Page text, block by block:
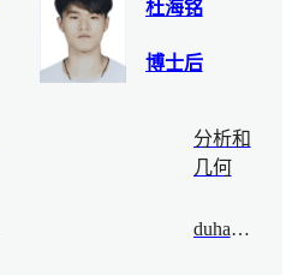
杜海铭
博士后
分析和
几何
duhaiming@bimsa.cn